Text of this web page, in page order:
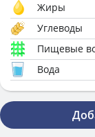
Жиры
Углеводы
Пищевые
Вода